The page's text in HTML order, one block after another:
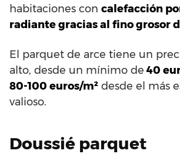
habitaciones con calefacción
radiante gracias al fino grosor
El parquet de arce tiene un
alto, desde un mínimo de 40
80-100 euros/m² desde el más
valioso.
Doussié parquet